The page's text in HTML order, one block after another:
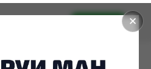
✕
Установить